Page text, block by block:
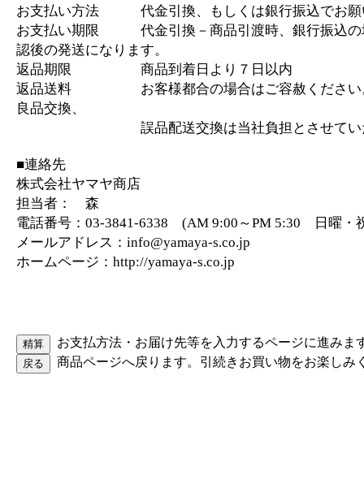
お支払い方法 代金引換、もしくは銀行振込でお願
お支払い期限 代金引換－商品引渡時、銀行振込の
認後の発送になります。
返品期限 商品到着日より７日以内
返品送料 お客様都合の場合はご容赦ください
良品交換、
誤品配送交換は当社負担とさせていた
■連絡先
株式会社ヤマヤ商店
担当者： 森
電話番号：03-3841-6338 (AM 9:00～PM 5:30 日曜・
メールアドレス：info@yamaya-s.co.jp
ホームページ：http://yamaya-s.co.jp
お支払方法・お届け先等を入力するページに進みま
商品ページへ戻ります。引続きお買い物をお楽しみ